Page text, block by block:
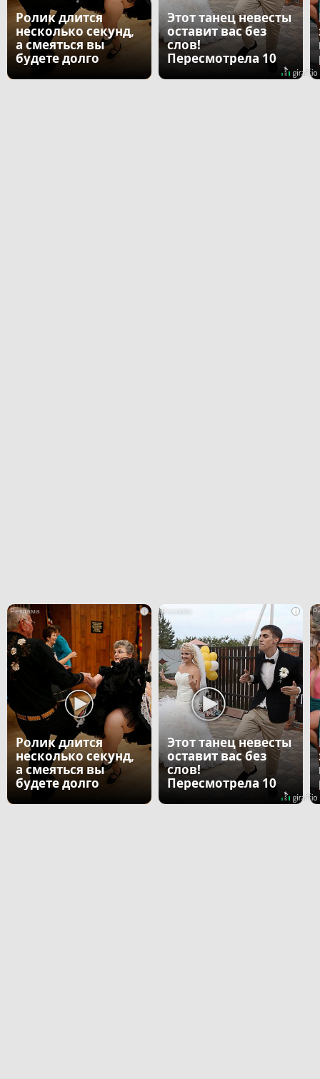
Ролик длится
несколько секунд,
а смеяться вы
будете долго
Этот танец невесты
оставит вас без
слов!
Пересмотрела 10
i
Ролик длится
несколько секунд,
а смеяться вы
будете долго
i
Этот танец невесты
оставит вас без
слов!
Пересмотрела 10